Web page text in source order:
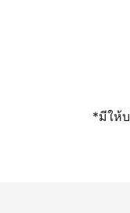
เปิ
*มีให้